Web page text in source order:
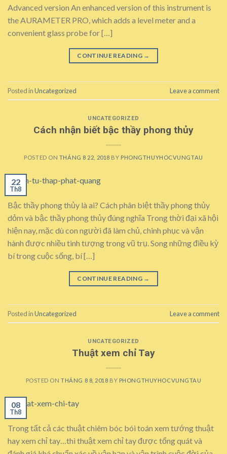
Advanced version An enhanced version of this instrument is
the AURAMETER PRO, which adds a level meter and a
convenient glass probe for […]
CONTINUE READING →
Posted inUncategorized Leave a comment
UNCATEGORIZED
Cách nhận biết bậc thầy phong thủy
POSTED ON THÁNG 8 22, 2018 BY PHONGTHUYHOCVUNGTAU
22
Th8
Bậc thầy phong thủy là ai? Cách phân biệt thầy phong thủy
dỏm và bậc thầy phong thủy đúng nghĩa Trong thời đại xã hội
hiện nay, mặc dù con người đã làm chủ, chinh phục và vận
hành được nhiều tinh tượng trong vũ trụ. Song những điều kỳ
bí trong cuộc sống, bí […]
CONTINUE READING →
Posted inUncategorized Leave a comment
UNCATEGORIZED
Thuật xem chỉ Tay
POSTED ONTHÁNG 8 8, 2018 BY PHONGTHUYHOCVUNGTAU
08
Th8
Trong tất cả các thuật chiêm bóc bói toán xem tướng thuật
hay xem chỉ tay…thì thuật xem chỉ tay được tổng quát và